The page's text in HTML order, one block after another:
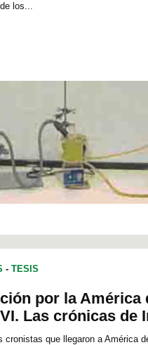
los...
- TESIS
por la América
Las crónicas de
cronistas que llegaron a América